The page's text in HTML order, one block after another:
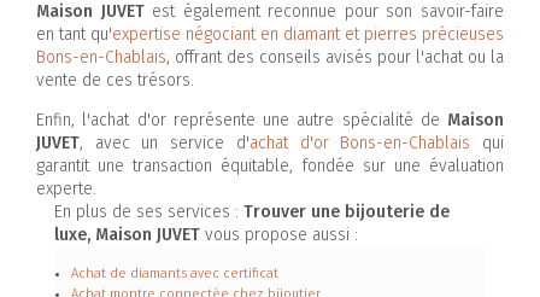
Maison JUVETest également reconnue pour son savoir-faire
en tant qu'expertise négociant en diamant et pierres précieuses
Bons-en-Chablais, offrant des conseils avisés pour l'achat ou la
vente de ces trésors.
Enfin, l'achat d'or représente une autre spécialité de Maison
JUVET, avec un service d'achat d'or Bons-en-Chablais qui
garantit une transaction équitable, fondée sur une évaluation
experte.
En plus de ses services : Trouver une bijouterie de
luxe, Maison JUVET vous propose aussi :
Achat de diamants avec certificat